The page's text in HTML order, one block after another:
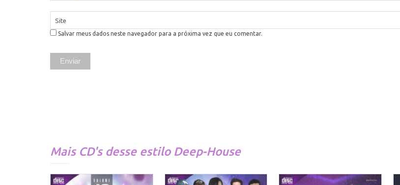
Site
Salvar meus dados neste navegador para a próxima vez que eu comentar.
Mais CD's desse estilo Deep-House